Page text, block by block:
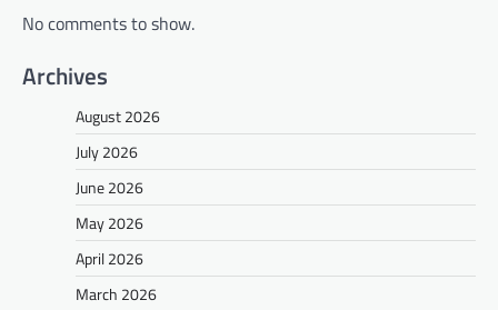
No comments to show.
Archives
August 2026
July 2026
June 2026
May 2026
April 2026
March 2026